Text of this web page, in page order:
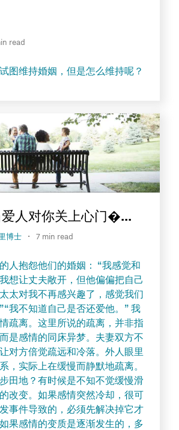
read
图维持婚姻，但是怎么维持呢？
人对你关上心门�...
博士 · 7 min read
人抱怨他们的婚姻： “我感觉和
想让丈夫敞开，但他偏偏把自己
太对我不再感兴趣了，感觉我们
我不知道自己是否还爱他。” 我
疏离。这里所说的疏离，并非指
是感情的同床异梦。夫妻双方不
对方倍觉疏远和冷落。外人眼里
，实际上在缓慢而静默地疏离。
田地？有时候是不知不觉缓慢滑
改变。如果感情突然冷却，很可
事件导致的，必须先解决掉它才
果感情的变质是逐渐发生的，多